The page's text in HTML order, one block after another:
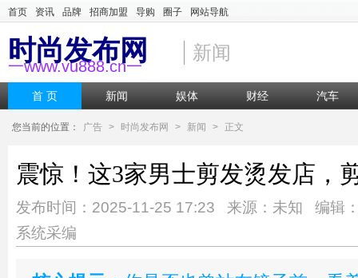
首页 资讯 品牌 招商加盟 导购 圈子 网站导航
时尚发布网
一www.vu888.cn一
新闻
首 页 新闻 娱体 财经 汽车
您当前的位置： 广告 > 时尚发布网 > 新闻 > 正文
震惊！这3家男士剪发烫发店，
发布时间：2025-11-25 17:23 来源：未知 编辑
系统采编